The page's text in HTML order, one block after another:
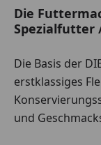
Die
Spezialfutter
Die Basis der
erstklassiges
und
Bitte beachten